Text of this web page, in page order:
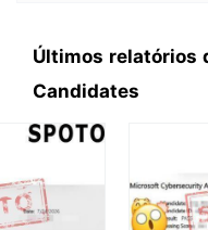
informática
Todos os testes
são verificados por
experiência em TI.
O exame mais
Últimos relatórios
Candidates